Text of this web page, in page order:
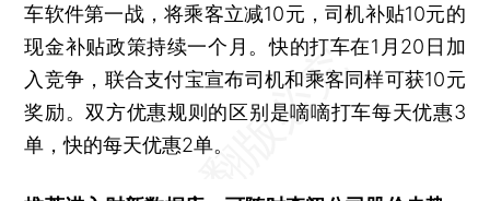
车软件第一战，将乘客立减10元，司机补贴10元的
现金补贴政策持续一个月。快的打车在1月20日加
入竞争，联合支付宝宣布司机和乘客同样可获10元
奖励。双方优惠规则的区别是嘀嘀打车每天优惠3
单，快的每天优惠2单。